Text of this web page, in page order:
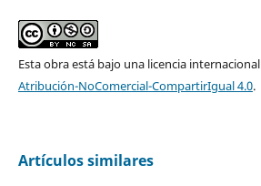
Esta obra está bajo una licencia internacional
Atribución-NoComercial-CompartirIgual 4.0.
Artículos similares